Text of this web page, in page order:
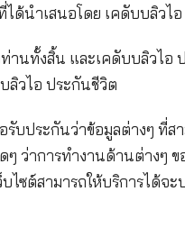
านการประกันภัย ด้า
นี้ทดแทนการวิจัยอิส
และบริการใดๆ ที่ได้น
ยความเสี่ยงของท่า